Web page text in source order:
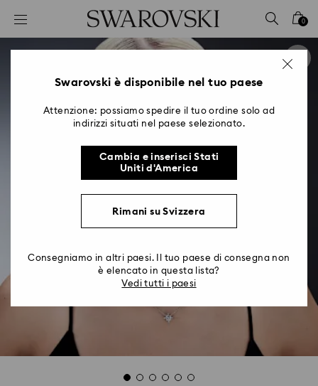
Accesskeys list
0 - Header
2 - Footer
0
Swarovski è disponibile nel tuo paese
Attenzione: possiamo spedire il tuo ordine solo ad
indirizzi situati nel paese selezionato.
Cambia e inserisci Stati
Uniti d'America
Rimani su Svizzera
Consegniamo in altri paesi. Il tuo paese di consegna non
è elencato in questa lista?
Vedi tutti i paesi